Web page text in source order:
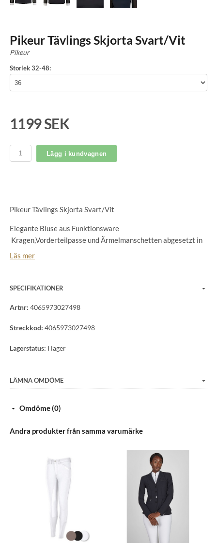
Pikeur Tävlings Skjorta Svart/Vit
Pikeur
Storlek 32-48:
1199 SEK
Lägg i kundvagnen
Pikeur Tävlings Skjorta Svart/Vit
Elegante Bluse aus Funktionsware
Kragen,Vorderteilpasse und Ärmelmanschetten abgesetzt in
weiß
Kragen, rückseitig mit Druckern zu schließen
Taillierungsnähte
Hochwertige Flock-Rhinestone Applikation auf der
Ärmelmanschetten
Print-Kreisniete unterhalb des Rückenteilausschnittes
Läs mer
SPECIFIKATIONER
Artnr: 4065973027498
Streckkod: 4065973027498
Lagerstatus: I lager
LÄMNA OMDÖME
Omdöme (0)
Andra produkter från samma varumärke